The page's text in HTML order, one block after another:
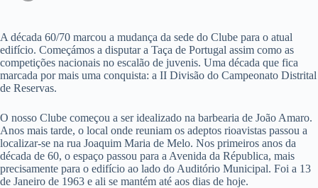
o
c
o
n
t
d
o
A década 60/70 marcou a mudança da sede do Clube para o atual
edifício. Começámos a disputar a Taça de Portugal assim como as
competições nacionais no escalão de juvenis. Uma década que fica
marcada por mais uma conquista: a II Divisão do Campeonato Distrital
de Reservas.
O nosso Clube começou a ser idealizado na barbearia de João Amaro.
Anos mais tarde, o local onde reuniam os adeptos rioavistas passou a
localizar-se na rua Joaquim Maria de Melo. Nos primeiros anos da
década de 60, o espaço passou para a Avenida da Républica, mais
precisamente para o edifício ao lado do Auditório Municipal. Foi a 13
de Janeiro de 1963 e ali se mantém até aos dias de hoje.